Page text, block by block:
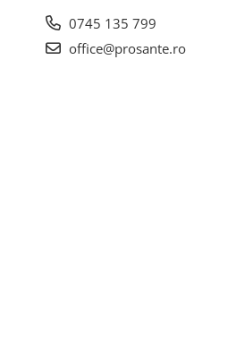
0745 135 799
office@prosante.ro